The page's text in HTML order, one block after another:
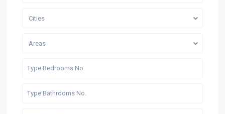
Cities
Areas